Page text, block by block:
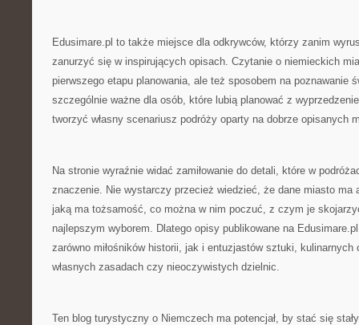
Edusimare.pl to także miejsce dla odkrywców, którzy zanim
zanurzyć się w inspirujących opisach. Czytanie o niemieckich
pierwszego etapu planowania, ale też sposobem na poznawanie
szczególnie ważne dla osób, które lubią planować z
tworzyć własny scenariusz podróży oparty na dobrze opisanych
Na stronie wyraźnie widać zamiłowanie do detali, które w
znaczenie. Nie wystarczy przecież wiedzieć, że dane miasto ma
jaką ma tożsamość, co można w nim poczuć, z czym je
najlepszym wyborem. Dlatego opisy publikowane na
zarówno miłośników historii, jak i entuzjastów sztuki, kulinarnych
własnych zasadach czy nieoczywistych dzielnic.
Ten blog turystyczny o Niemczech ma potencjał, by stać się